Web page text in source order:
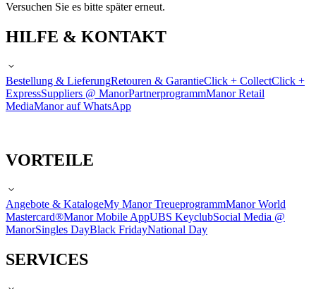
Versuchen Sie es bitte später erneut.
HILFE & KONTAKT
Bestellung & LieferungRetouren & GarantieClick + CollectClick +
ExpressSuppliers @ ManorPartnerprogrammManor Retail
MediaManor auf WhatsApp
VORTEILE
Angebote & KatalogeMy Manor TreueprogrammManor World
Mastercard®Manor Mobile AppUBS KeyclubSocial Media @
ManorSingles DayBlack FridayNational Day
SERVICES